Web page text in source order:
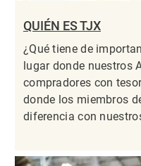
QUIÉN ES TJX
¿Qué tiene de
lugar donde nuestros
compradores con
donde los miembros
diferencia con